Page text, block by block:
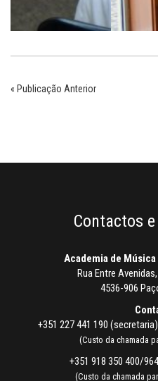
« Publicação Anterior
Contactos
Academia de
Rua Entre
4536-906
+351 227 441 190
(Custo da chamada
+351 918 350 400/
(Custo da chamada